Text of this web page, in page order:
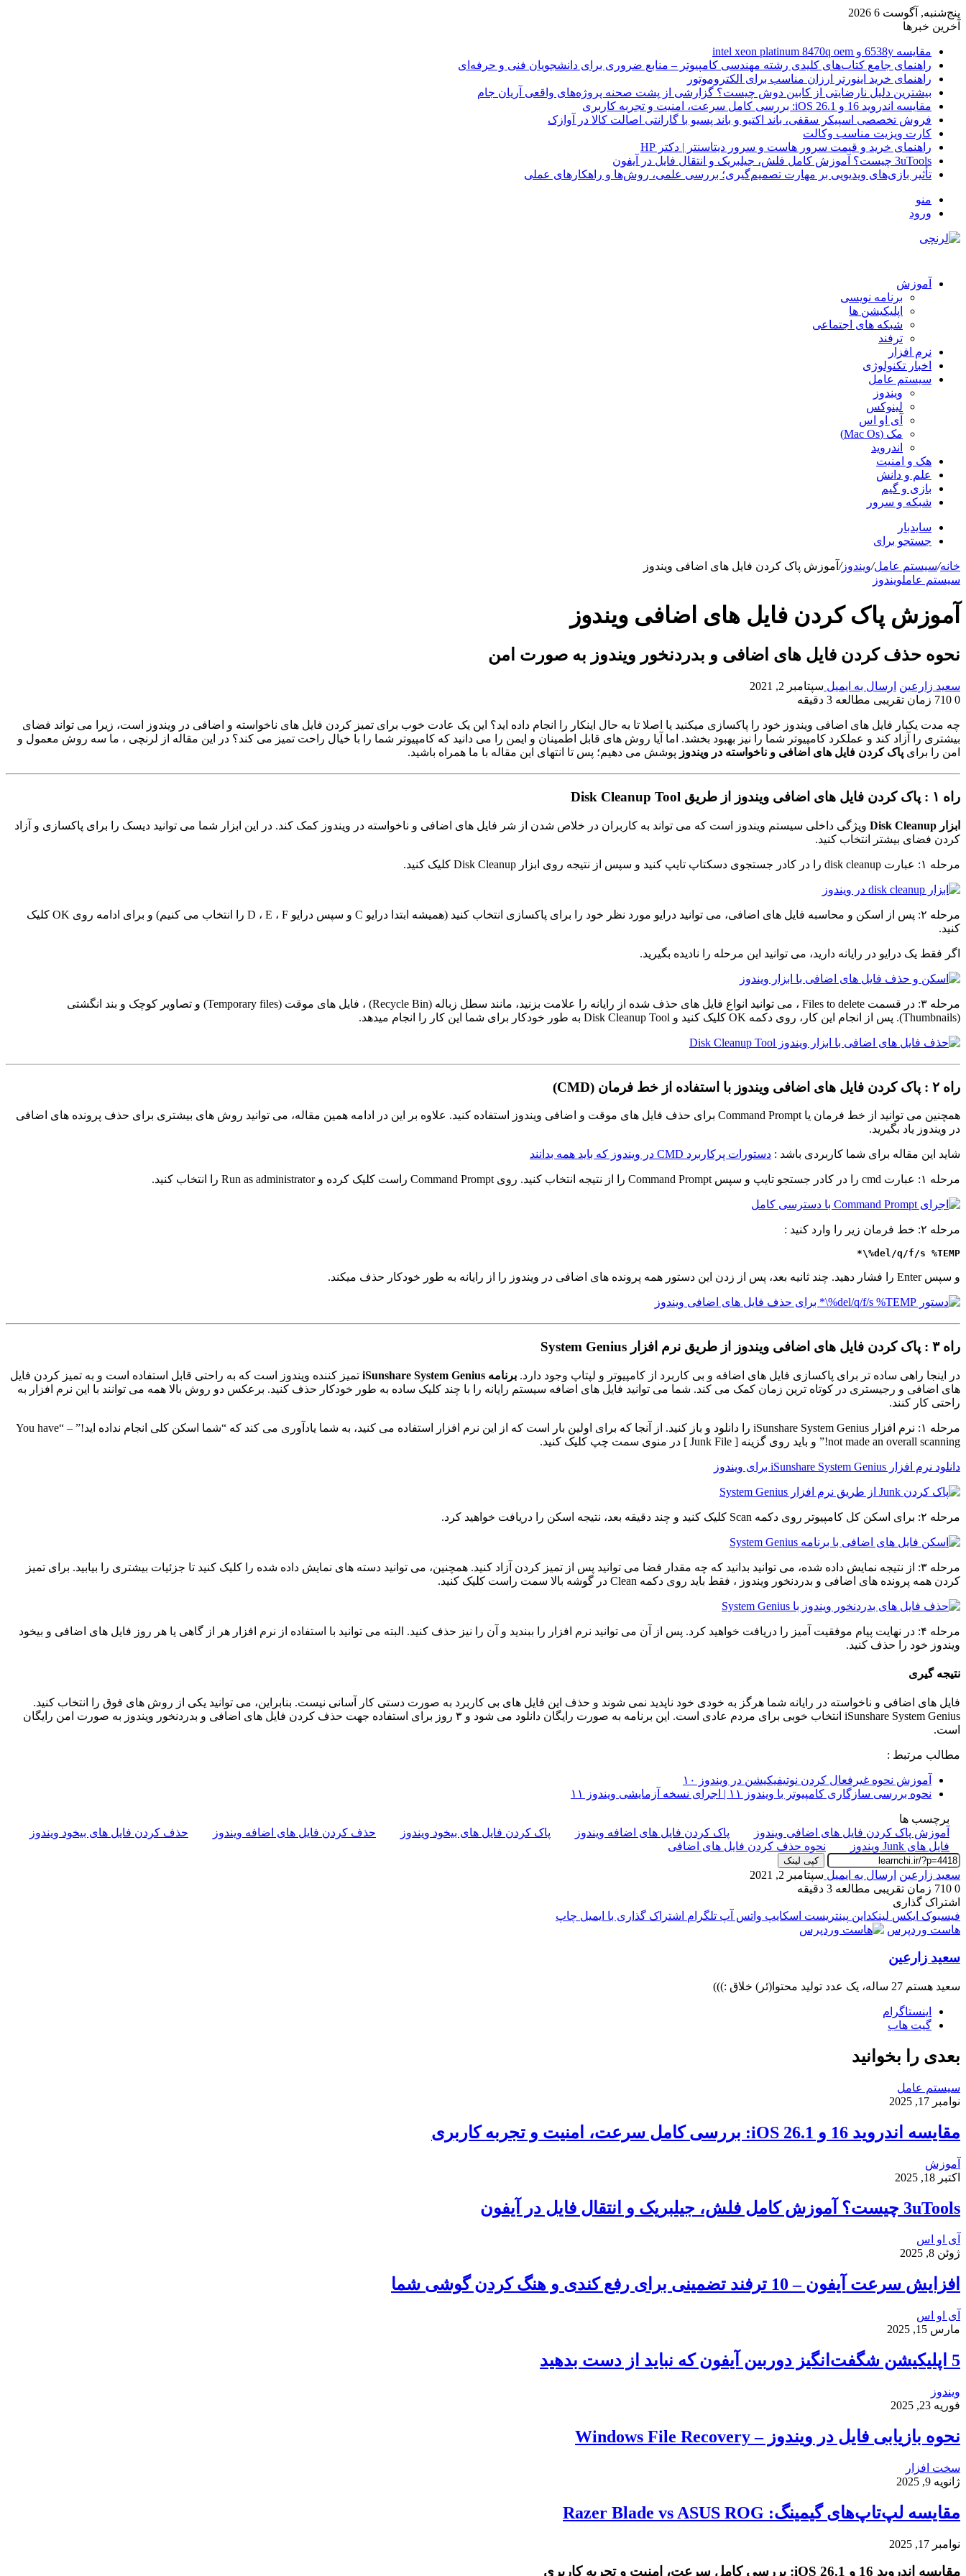
پنج‌شنبه, آگوست 6 2026
آخرین خبرها
مقایسه 6538y و intel xeon platinum 8470q oem
راهنمای جامع کتاب‌های کلیدی رشته مهندسی کامپیوتر – منابع ضروری برای دانشجویان فنی و حرفه‌ای
راهنمای خرید اینورتر ارزان مناسب برای الکتروموتور
بیشترین دلیل نارضایتی از کابین دوش چیست؟ گزارشی از پشت صحنه پروژه‌های واقعی آریان جام
مقایسه اندروید 16 و iOS 26.1: بررسی کامل سرعت، امنیت و تجربه کاربری
فروش تخصصی اسپیکر سقفی، باند اکتیو و باند پسیو با گارانتی اصالت کالا در آوازک
کارت ویزیت مناسب وکالت
راهنمای خرید و قیمت سرور هاست و سرور دیتاسنتر | دکتر HP
3uTools چیست؟ آموزش کامل فلش، جیلبریک و انتقال فایل در آیفون
تأثیر بازی‌های ویدیویی بر مهارت تصمیم‌گیری؛ بررسی علمی، روش‌ها و راهکارهای عملی
منو
ورود
آموزش
برنامه نویسی
اپلیکیشن ها
شبکه های اجتماعی
ترفند
نرم افزار
اخبار تکنولوژی
سیستم عامل
ویندوز
لینوکس
آی او اس
مک (Mac Os)
اندروید
هک و امنیت
علم و دانش
بازی و گیم
شبکه و سرور
سایدبار
جستجو برای
خانه/سیستم عامل/ویندوز/ آموزش پاک کردن فایل های اضافی ویندوز
سیستم عاملویندوز
آموزش پاک کردن فایل های اضافی ویندوز
نحوه حذف کردن فایل های اضافی و بدردنخور ویندوز به صورت امن
سعید زارعین ارسال به ایمیل سپتامبر 2, 2021
0
زمان تقریبی مطالعه 3 دقیقه
چه مدت یکبار فایل های اضافی ویندوز خود را پاکسازی میکنید یا اصلا تا به حال اینکار را انجام داده اید؟ این یک عادت خوب برای تمیز کردن فایل های ناخواسته و اضافی در ویندوز است، زیرا می تواند فضای
بیشتری را آزاد کند و عملکرد کامپیوتر شما را نیز بهبود بخشد. اما آیا روش های قابل اطمینان و ایمن را می دانید که کامپیوتر شما را با خیال راحت تمیز می کند؟ در این مقاله از لرنچی ، ما سه روش معمول و
امن را برای پاک کردن فایل های اضافی و ناخواسته در ویندوز پوشش می دهیم؛ پس تا انتهای این مقاله با ما همراه باشید.
راه ۱ : پاک کردن فایل های اضافی ویندوز از طریق Disk Cleanup Tool
ابزار Disk Cleanup
ویژگی داخلی سیستم ویندوز است که می تواند به کاربران در خلاص شدن از شر فایل های اضافی و ناخواسته در ویندوز کمک کند. در این ابزار شما می توانید دیسک را برای پاکسازی و آزاد
کردن فضای بیشتر انتخاب کنید.
مرحله ۱: عبارت disk cleanup را در کادر جستجوی دسکتاپ تایپ کنید و سپس از نتیجه روی ابزار Disk Cleanup کلیک کنید.
مرحله ۲: پس از اسکن و محاسبه فایل های اضافی، می توانید درایو مورد نظر خود را برای پاکسازی انتخاب کنید (همیشه ابتدا درایو C و سپس درایو D ، E ، F را انتخاب می کنیم) و برای ادامه روی OK کلیک
کنید.
اگر فقط یک درایو در رایانه دارید، می توانید این مرحله را نادیده بگیرید.
مرحله ۳: در قسمت Files to delete ، می توانید انواع فایل های حذف شده از رایانه را علامت بزنید، مانند سطل زباله (Recycle Bin) ، فایل های موقت (Temporary files) و تصاویر کوچک و بند انگشتی
(Thumbnails). پس از انجام این کار، روی دکمه OK کلیک کنید و Disk Cleanup Tool به طور خودکار برای شما این کار را انجام میدهد.
راه ۲ : پاک کردن فایل های اضافی ویندوز با استفاده از خط فرمان (CMD)
همچنین می توانید از خط فرمان یا Command Prompt برای حذف فایل های موقت و اضافی ویندوز استفاده کنید. علاوه بر این در ادامه همین مقاله، می توانید روش های بیشتری برای حذف پرونده های اضافی
در ویندوز یاد بگیرید.
شاید این مقاله برای شما کاربردی باشد : دستورات پرکاربرد CMD در ویندوز که باید همه بدانند
مرحله ۱: عبارت cmd را در کادر جستجو تایپ و سپس Command Prompt را از نتیجه انتخاب کنید. روی Command Prompt راست کلیک کرده و Run as administrator را انتخاب کنید.
مرحله ۲: خط فرمان زیر را وارد کنید :
del/q/f/s %TEMP%\*
و سپس Enter را فشار دهید. چند ثانیه بعد، پس از زدن این دستور همه پرونده های اضافی در ویندوز را از رایانه به طور خودکار حذف میکند.
راه ۳ : پاک کردن فایل های اضافی ویندوز از طریق نرم افزار System Genius
در اینجا راهی ساده تر برای پاکسازی فایل های اضافه و بی کاربرد از کامپیوتر و لپتاپ وجود دارد. برنامه iSunshare System Genius
تمیز کننده ویندوز است که به راحتی قابل استفاده است و به تمیز کردن فایل
های اضافی و رجیستری در کوتاه ترین زمان کمک می کند. شما می توانید فایل های اضافه سیستم رایانه را با چند کلیک ساده به طور خودکار حذف کنید. برعکس دو روش بالا همه می توانند با این نرم افزار به
راحتی کار کنند.
مرحله ۱: نرم افزار iSunshare System Genius را دانلود و باز کنید. از آنجا که برای اولین بار است که از این نرم افزار استفاده می کنید، به شما یادآوری می کند که “شما اسکن کلی انجام نداده اید!” – “You have
not made an overall scanning!” و باید روی گزینه [ Junk File ] در منوی سمت چپ کلیک کنید.
دانلود نرم افزار iSunshare System Genius برای ویندوز
مرحله ۲: برای اسکن کل کامپیوتر روی دکمه Scan کلیک کنید و چند دقیقه بعد، نتیجه اسکن را دریافت خواهید کرد.
مرحله ۳: از نتیجه نمایش داده شده، می توانید بدانید که چه مقدار فضا می توانید پس از تمیز کردن آزاد کنید. همچنین، می توانید دسته های نمایش داده شده را کلیک کنید تا جزئیات بیشتری را بیابید. برای تمیز
کردن همه پرونده های اضافی و بدردنخور ویندوز ، فقط باید روی دکمه Clean در گوشه بالا سمت راست کلیک کنید.
مرحله ۴: در نهایت پیام موفقیت آمیز را دریافت خواهید کرد. پس از آن می توانید نرم افزار را ببندید و آن را نیز حذف کنید. البته می توانید با استفاده از نرم افزار هر از گاهی یا هر روز فایل های اضافی و بیخود
ویندوز خود را حذف کنید.
نتیجه گیری
فایل های اضافی و ناخواسته در رایانه شما هرگز به خودی خود ناپدید نمی شوند و حذف این فایل های بی کاربرد به صورت دستی کار آسانی نیست. بنابراین، می توانید یکی از روش های فوق را انتخاب کنید.
iSunshare System Genius انتخاب خوبی برای مردم عادی است. این برنامه به صورت رایگان دانلود می شود و ۳ روز برای استفاده جهت حذف کردن فایل های اضافی و بدردنخور ویندوز به صورت امن رایگان
است.
مطالب مرتبط :
آموزش نحوه غیرفعال کردن نوتیفیکیشن در ویندوز ۱۰
نحوه بررسی سازگاری کامپیوتر با ویندوز ۱۱ | اجرای نسخه آزمایشی ویندوز ۱۱
برچسب ها
آموزش پاک کردن فایل های اضافی ویندوز
پاک کردن فایل های اضافه ویندوز پاک کردن فایل های بیخود ویندوز حذف کردن فایل های اضافه ویندوز
حذف کردن فایل های بیخود ویندوز
فایل های Junk ویندوز
نحوه حذف کردن فایل های اضافی
کپی لینک
سعید زارعین ارسال به ایمیل سپتامبر 2, 2021
0
زمان تقریبی مطالعه 3 دقیقه
اشتراک گذاری
فیسبوک ایکس لینکداین پینتریست اسکایپ واتس آپ تلگرام اشتراک گذاری با ایمیل چاپ
هاست وردپرس
سعید زارعین
سعید هستم 27 ساله، یک عدد تولید محتوا(ئر) خلاق :)))
اینستاگرام
گیت ‌هاب
بعدی را بخوانید
سیستم عامل
نوامبر 17, 2025
مقایسه اندروید 16 و iOS 26.1: بررسی کامل سرعت، امنیت و تجربه کاربری
آموزش
اکتبر 18, 2025
3uTools چیست؟ آموزش کامل فلش، جیلبریک و انتقال فایل در آیفون
آی او اس
ژوئن 8, 2025
افزایش سرعت آیفون – 10 ترفند تضمینی برای رفع کندی و هنگ کردن گوشی شما
آی او اس
مارس 15, 2025
5 اپلیکیشن شگفت‌انگیز دوربین آیفون که نباید از دست بدهید
ویندوز
فوریه 23, 2025
نحوه بازیابی فایل در ویندوز – Windows File Recovery
سخت افزار
ژانویه 9, 2025
مقایسه لپ‌تاپ‌های گیمینگ: Razer Blade vs ASUS ROG
نوامبر 17, 2025
مقایسه اندروید 16 و iOS 26.1: بررسی کامل سرعت، امنیت و تجربه کاربری